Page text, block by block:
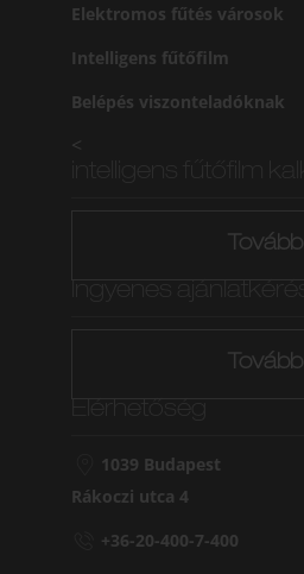
Elektromos fűtés városok
Intelligens fűtőfilm
Belépés viszonteladóknak
<
Tovább
Tovább
1039 Budapest
Rákoczi utca 4
+36-20-400-7-400